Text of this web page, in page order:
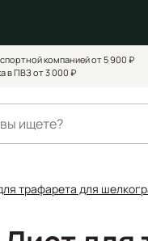
компанией от 5 900 ₽
в ПВЗ от 3 000 ₽
трафарета для